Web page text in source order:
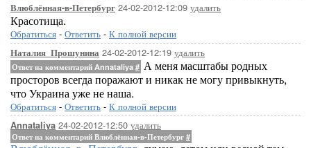
Влюблённая-в-Петербург 24-02-2012-12:09 удалить
Красотища.
Обратиться - Ответить - К полной версии
Наталия_Прошунина 24-02-2012-12:19 удалить
Ответ на комментарий Annataliya # А меня масштабы родных
просторов всегда поражают и никак не могу привыкнуть,
что Украина уже не наша.
Обратиться - Ответить - К полной версии
Annataliya 24-02-2012-12:50 удалить
Ответ на комментарий Влюблённая-в-Петербург #